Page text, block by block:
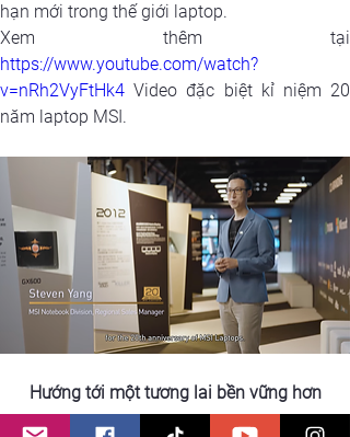
hạn mới trong thế giới laptop.
https://www.youtube.com/watch?
v=nRh2VyFtHk4 Video đặc biệt kỉ niệm 20
năm laptop MSI.
Hướng tới một tương lai bền vững hơn